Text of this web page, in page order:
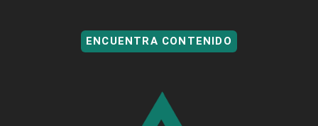
ENCUENTRA CONTENIDO